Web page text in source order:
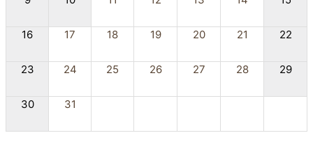
16 17 18 19 20 21 22
23 24 25 26 27 28 29
30 31